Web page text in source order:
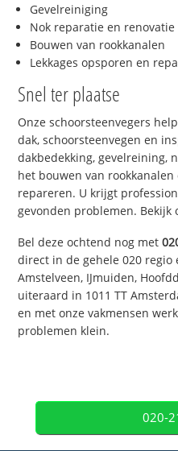
Gevelreiniging
Nok reparatie en renovatie
Bouwen van rookkanalen
Lekkages opsporen en
Snel ter plaatse
Onze schoorsteenvegers
dak, schoorsteenvegen en
dakbedekking, gevelreining,
het bouwen van
repareren. U krijgt
gevonden problemen. Bekijk
Bel deze ochtend nog met
direct in de gehele 020 regio
Amstelveen, IJmuiden,
uiteraard in 1011 TT
en met onze vakmensen
problemen klein.
020-